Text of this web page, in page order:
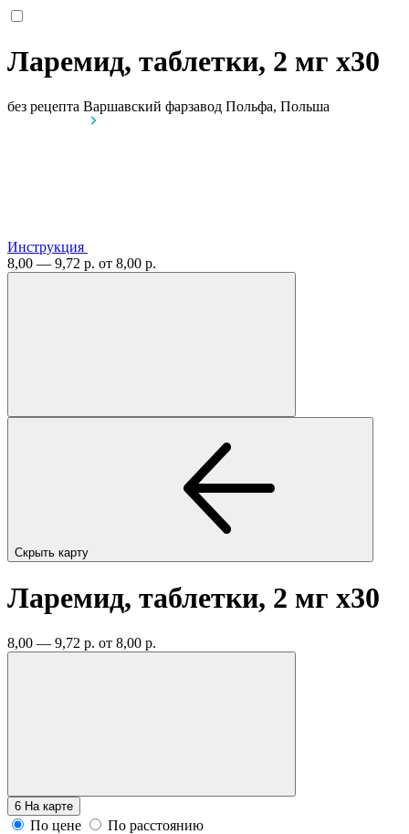
Ларемид, таблетки, 2 мг x30
без рецепта Варшавский фарзавод Польфа, Польша
Инструкция
8,00 — 9,72 р. от 8,00 р.
Скрыть карту
Ларемид, таблетки, 2 мг x30
8,00 — 9,72 р. от 8,00 р.
6 На карте
По цене
По расстоянию